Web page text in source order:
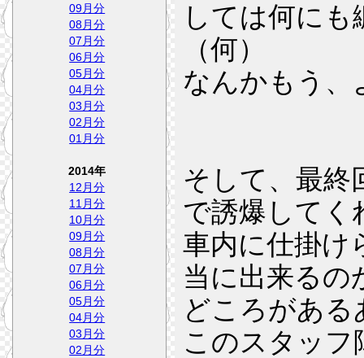
しては何に
（何）
なんかもう、
そして、最終
で誘爆してく
車内に仕掛け
当に出来るの
どころがあ
このスタッ
09月分
08月分
07月分
06月分
05月分
04月分
03月分
02月分
01月分
2014年
12月分
11月分
10月分
09月分
08月分
07月分
06月分
05月分
04月分
03月分
02月分